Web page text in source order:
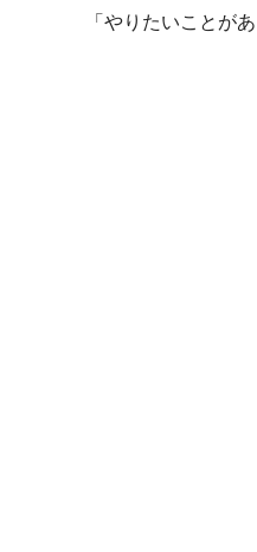
「やりたいことが